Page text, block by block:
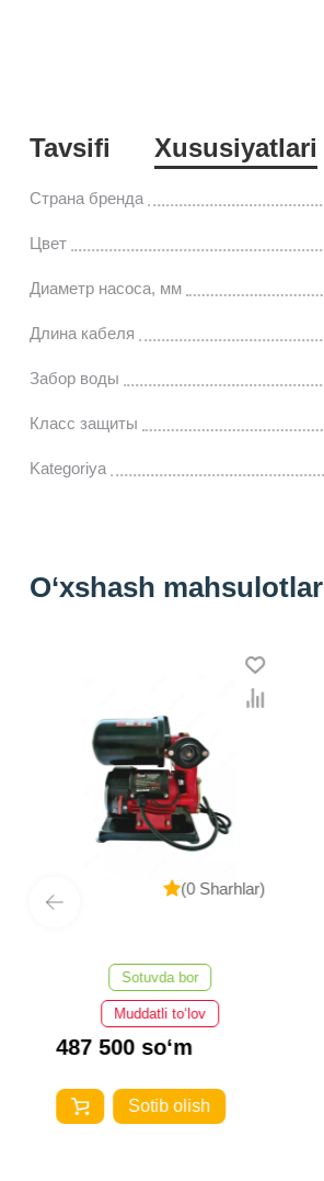
Tavsifi Xususiyatlari
Страна бренда
Цвет
Диаметр насоса, мм
Длина кабеля
Забор воды
Класс защиты
Kategoriya
O‘xshash mahsulotlar
(0 Sharhlar)
Sotuvda bor
Muddatli to‘lov
487 500 so‘m
Sotib olish